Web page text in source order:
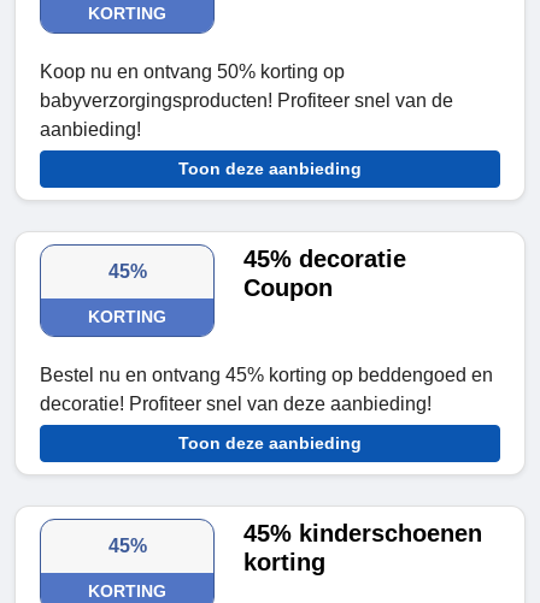
KORTING
Koop nu en ontvang 50% korting op
babyverzorgingsproducten! Profiteer snel van de
aanbieding!
Toon deze aanbieding
45%
KORTING
45% decoratie
Coupon
Bestel nu en ontvang 45% korting op beddengoed en
decoratie! Profiteer snel van deze aanbieding!
Toon deze aanbieding
45%
KORTING
45% kinderschoenen
korting